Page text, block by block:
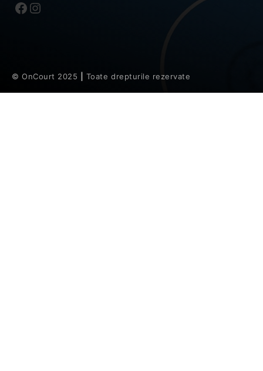
Facebook
Instagram
© OnCourt 2025 Toate drepturile rezervate